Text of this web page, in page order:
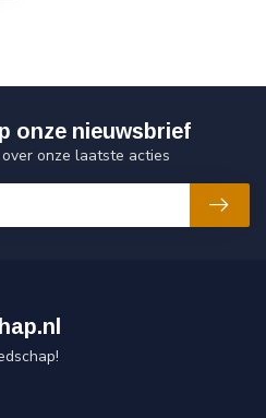
onze nieuwsbrief
onze laatste acties